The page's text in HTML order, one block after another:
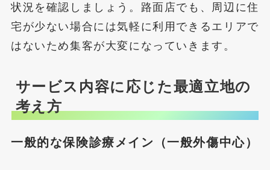
状況を確認しましょう。路面店でも、周辺に住
宅が少ない場合には気軽に利用できるエリアで
はないため集客が大変になっていきます。
サービス内容に応じた最適立地の
考え方
一般的な保険診療メイン（一般外傷中心）